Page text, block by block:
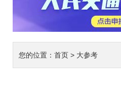
您的位置： 首页 > 大参考